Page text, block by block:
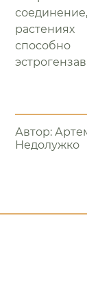
Автор:
Недолужко